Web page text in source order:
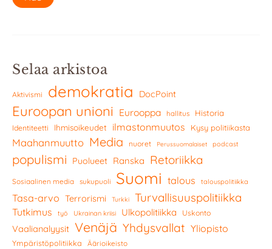
Selaa arkistoa
Aktivismi demokratia DocPoint
Euroopan unioni Eurooppa hallitus Historia
Identiteetti Ihmisoikeudet ilmastonmuutos Kysy politiikasta
Maahanmuutto Media nuoret Perussuomalaiset podcast
populismi Puolueet Ranska Retoriikka
Sosiaalinen media sukupuoli Suomi talous talouspolitiikka
Tasa-arvo Terrorismi Turkki Turvallisuuspolitiikka
Tutkimus työ Ukrainan kriisi Ulkopolitiikka Uskonto
Vaalianalyysit Venäjä Yhdysvallat Yliopisto
Ympäristöpolitiikka Äärioikeisto